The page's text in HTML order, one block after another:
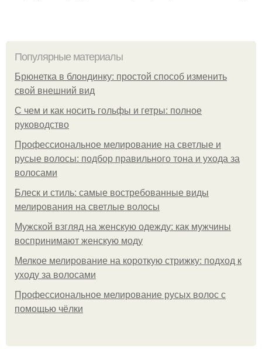
Популярные материалы
Брюнетка в блондинку: простой способ изменить
свой внешний вид
С чем и как носить гольфы и гетры: полное
руководство
Профессиональное мелирование на светлые и
русые волосы: подбор правильного тона и ухода за
волосами
Блеск и стиль: самые востребованные виды
мелирования на светлые волосы
Мужской взгляд на женскую одежду: как мужчины
воспринимают женскую моду
Мелкое мелирование на короткую стрижку: подход к
уходу за волосами
Профессиональное мелирование русых волос с
помощью чёлки